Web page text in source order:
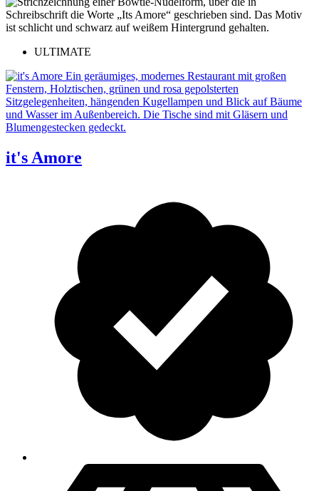
ULTIMATE
it's Amore